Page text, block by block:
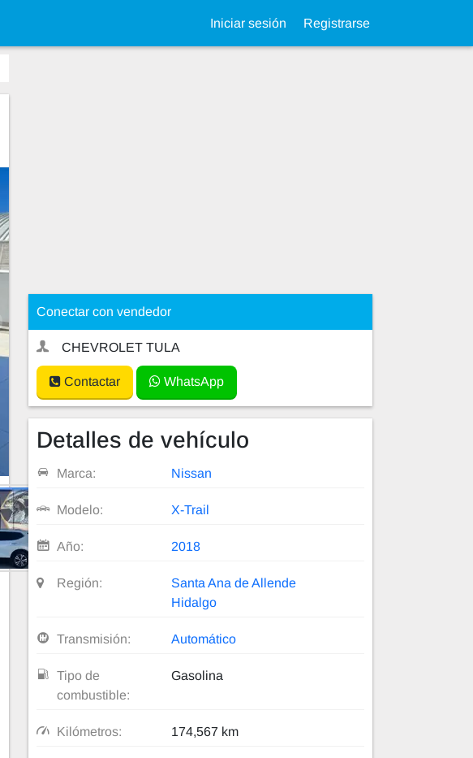
Iniciar sesión Registrarse
Conectar con vendedor
CHEVROLET TULA
Contactar WhatsApp
Detalles de vehículo
Marca: Nissan
Modelo: X-Trail
Año: 2018
Región:
Santa Ana de Allende
Hidalgo
Transmisión: Automático
Tipo de
combustible:
Gasolina
Kilómetros: 174,567 km